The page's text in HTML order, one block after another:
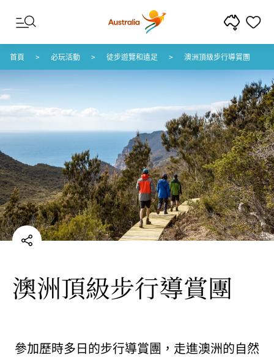
跳至內容
跳至頁尾導覽
首頁 必玩活動 徒步遊覽和遠足 澳洲頂級步行導賞團
澳洲頂級步行導賞團
參加歷時多日的步行導賞團，走進澳洲的自然